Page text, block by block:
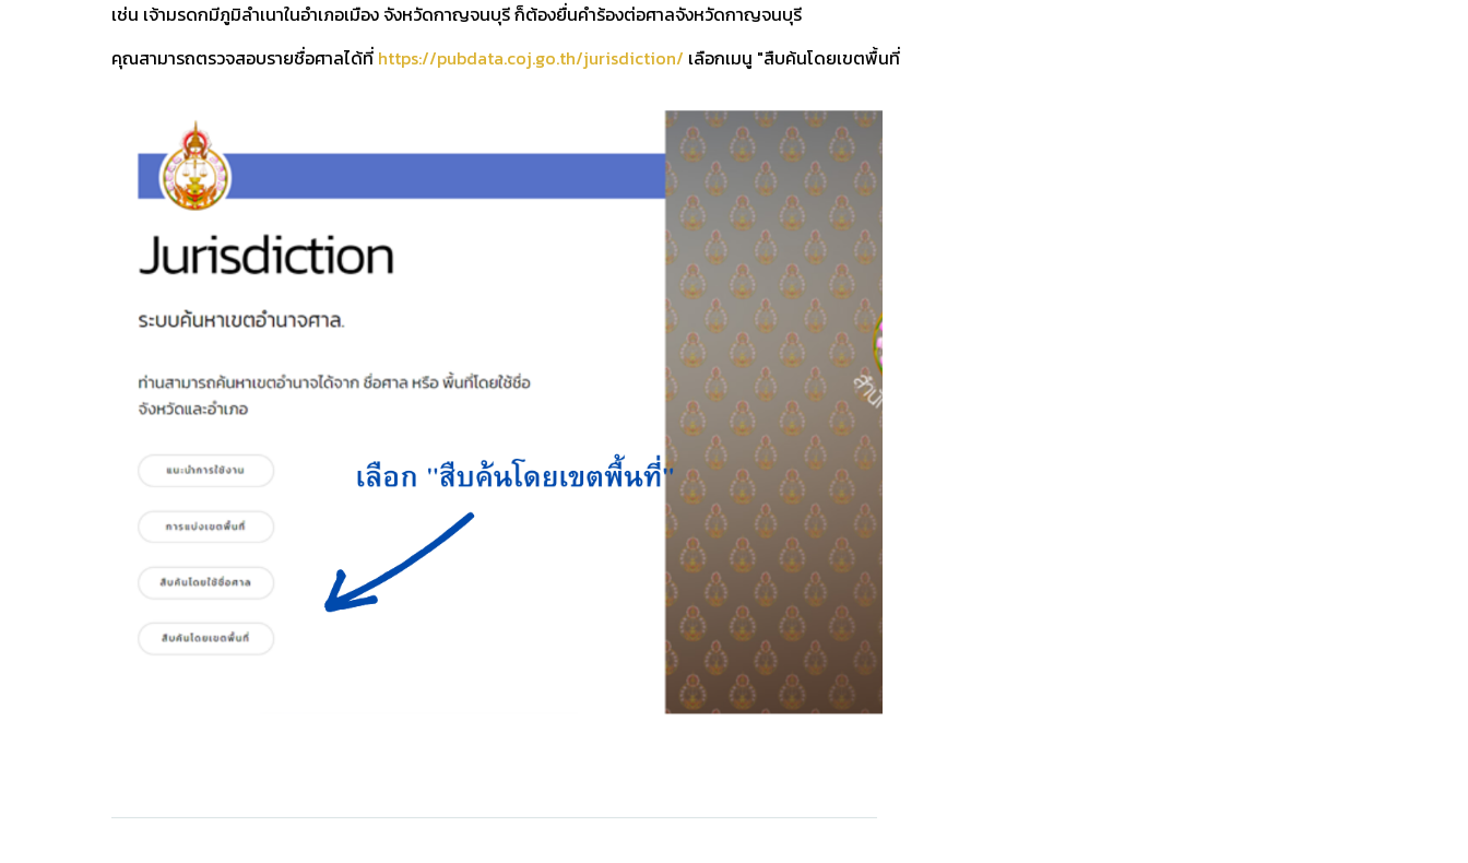
เช่น เจ้ามรดกมีภูมิลำเนาในอำเภอเมือง จังหวัดกาญจนบุรี ก็ต้องยื่นคำร้องต่อศาลจังหวัดกาญจนบุรี
คุณสามารถตรวจสอบรายชื่อศาลได้ที่ https://pubdata.coj.go.th/jurisdiction/ เลือกเมนู "สืบค้นโดยเขตพื้นที่